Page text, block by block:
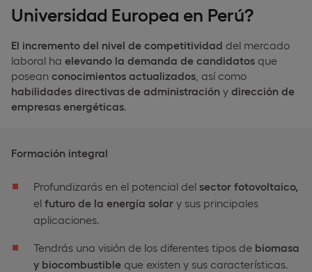
Universidad Europea en Perú?
El incremento del nivel de competitividad del mercado
laboral ha elevando la demanda de candidatos que
posean conocimientos actualizados , así como
habilidades directivas de administración y dirección de
empresas energéticas.
Formación integral
Profundizarás en el potencial del sector fotovoltaico,
el futuro de la energía solar y sus principales
aplicaciones.
Tendrás una visión de los diferentes tipos de biomasa
y biocombustible que existen y sus características.